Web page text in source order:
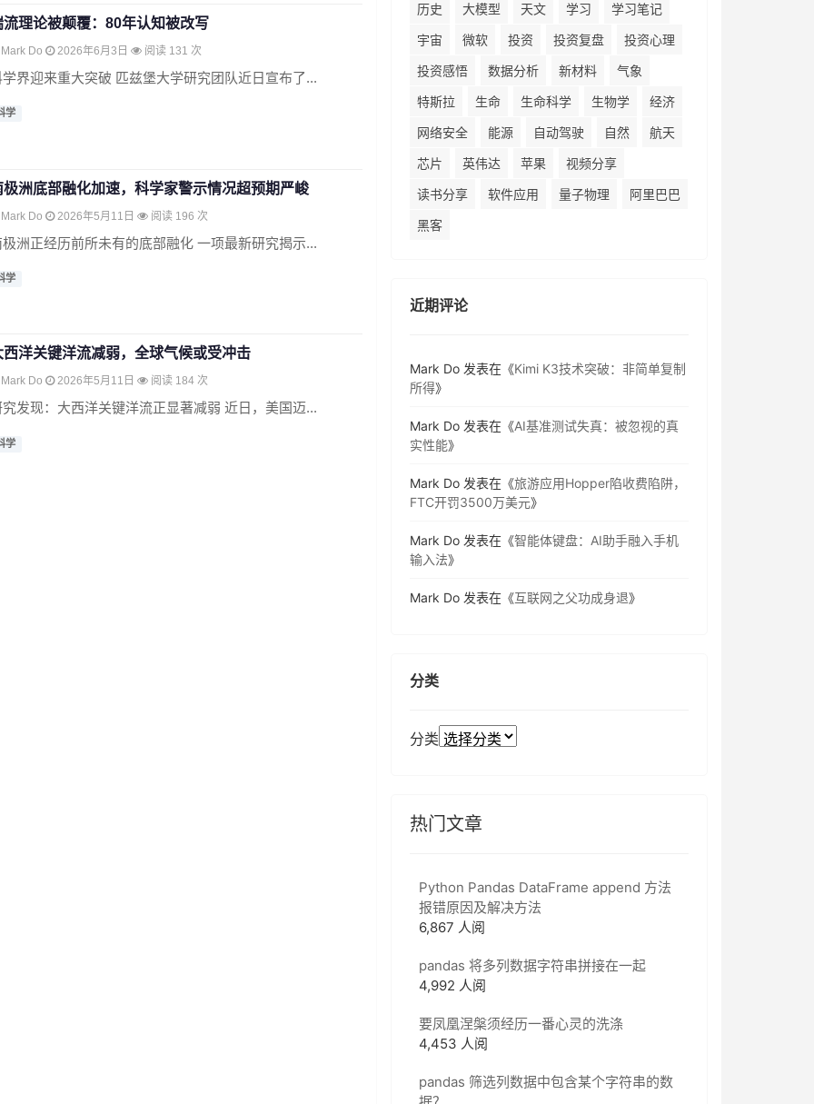
流理论被颠覆：80年认知被改写
Mark Do 2026年6月3日 阅读 131 次
学界迎来重大突破 匹兹堡大学研究团队近日宣布了...
学
极洲底部融化加速，科学家警示情况超预期严峻
Mark Do 2026年5月11日 阅读 196 次
极洲正经历前所未有的底部融化 一项最新研究揭示...
学
西洋关键洋流减弱，全球气候或受冲击
Mark Do 2026年5月11日 阅读 184 次
究发现：大西洋关键洋流正显著减弱 近日，美国迈...
学
历史
大模型 天文 学习
学习笔记
宇宙
微软 投资 投资复盘
投资心理
投资感悟
数据分析 新材料
气象
特斯拉
生命 生命科学 生物学
经济
网络安全
能源 自动驾驶 自然
航天
芯片
英伟达 苹果
视频分享
读书分享
软件应用 量子物理
阿里巴巴
黑客
近期评论
Mark Do 发表在《Kimi K3技术突破：非简单复制
所得》
Mark Do 发表在《AI基准测试失真：被忽视的真
实性能》
Mark Do 发表在《旅游应用Hopper陷收费陷阱，
FTC开罚3500万美元》
Mark Do 发表在《智能体键盘：AI助手融入手机
输入法》
Mark Do 发表在《互联网之父功成身退》
分类
分类
热门文章
Python Pandas DataFrame append 方法
报错原因及解决方法
6,867 人阅
pandas 将多列数据字符串拼接在一起
4,992 人阅
要凤凰涅槃须经历一番心灵的洗涤
4,453 人阅
pandas 筛选列数据中包含某个字符串的数